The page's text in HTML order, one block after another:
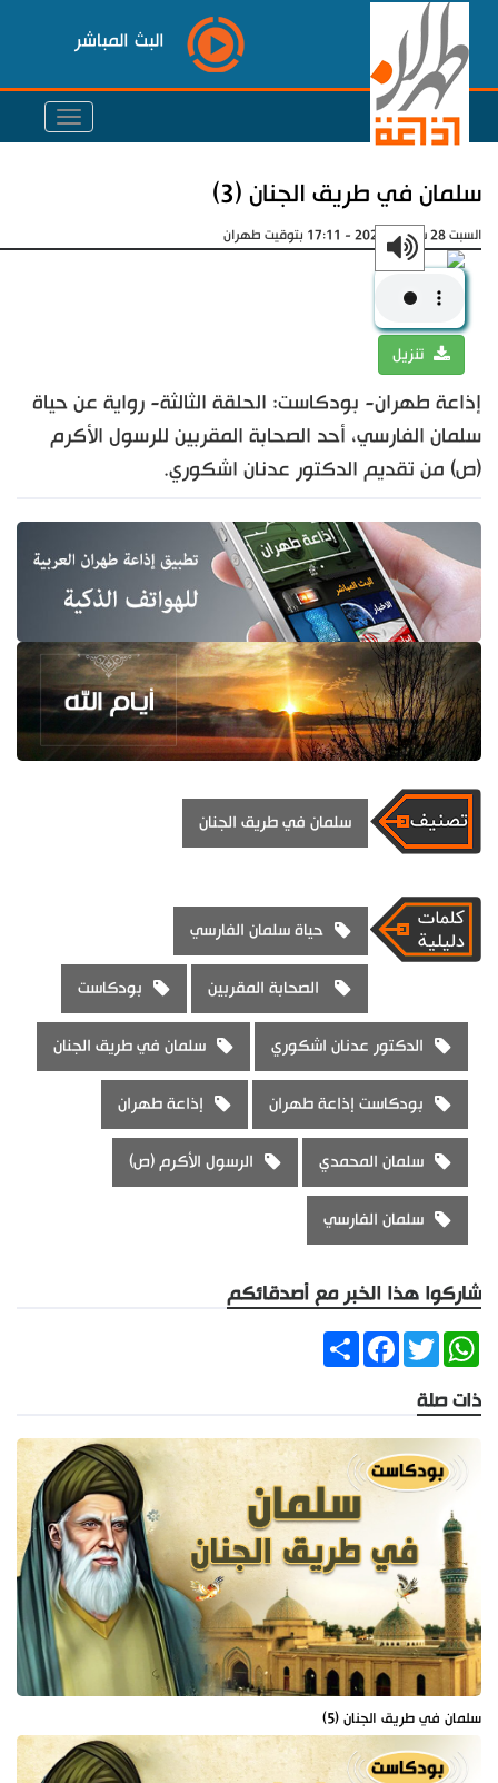
البث المباشر
سلمان في طريق الجنان (3)
السبت 28 سبتمبر 2024 - 17:11 بتوقيت طهران
تنزيل
إذاعة طهران- بودكاست: الحلقة الثالثة- رواية عن حياة
سلمان الفارسي، أحد الصحابة المقربين للرسول الأكرم
(ص) من تقديم الدكتور عدنان اشكوري.
سلمان في طريق الجنان
حياة سلمان الفارسي
الصحابة المقربين بودكاست
الدكتور عدنان اشكوري سلمان في طريق الجنان
بودكاست إذاعة طهران إذاعة طهران
سلمان المحمدي الرسول الأكرم (ص)
سلمان الفارسي
شاركوا هذا الخبر مع أصدقائكم
ShareFacebookTwitter
WhatsApp
ذات صلة
سلمان في طريق الجنان (5)